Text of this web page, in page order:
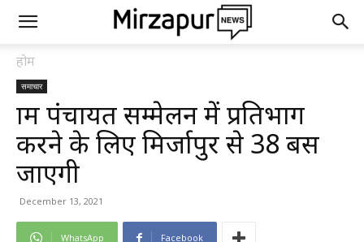
होम
समाचार
ग्राम पंचायत सम्मेलन में प्रतिभाग
करने के लिए मिर्जापुर से 38 बस
जाएगी
December 13, 2021
WhatsApp Facebook